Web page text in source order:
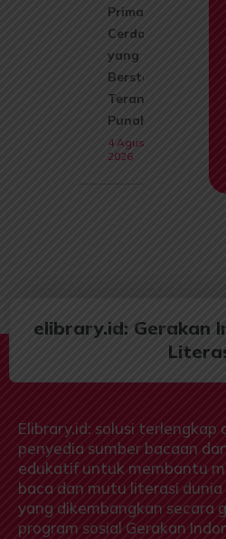
Primata
Cerdas
yang Kini
Berstatus
Terancam
Punah
4 Agustus
2026
elibrary.id: Gerakan
Elibrary.id: solusi terlengkap
penyedia sumber bacaan
edukatif untuk membantu
baca dan mutu literasi
yang dikembangkan secara
program sosial Gerakan